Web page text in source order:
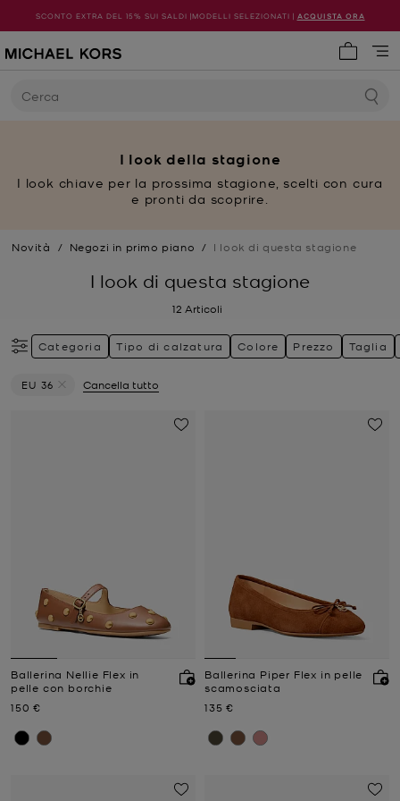
SCONTO EXTRA DEL 15% SUI SALDI |MODELLI SELEZIONATI | ACQUISTA ORA
Cerca
I look della stagione
I look chiave per la prossima stagione, scelti con cura
e pronti da scoprire.
Novità / Negozi in primo piano / I look di questa stagione
I look di questa stagione
12 Articoli
Categoria Tipo di calzatura Colore Prezzo Taglia
EU 36
Cancella tutto
Ballerina Nellie Flex in
pelle con borchie
Prezzo attuale
150 €
Ballerina Piper Flex in pelle
scamosciata
Prezzo attuale
135 €